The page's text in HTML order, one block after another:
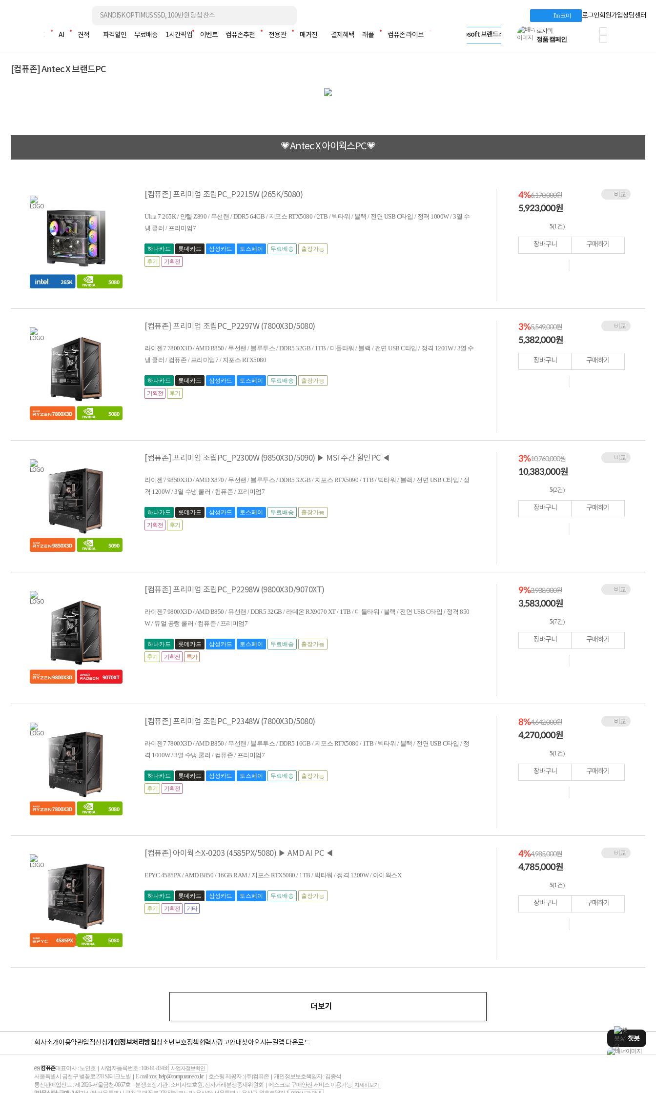
I'm 코미 로그인회원가입상담센터
조립PC AI 견적 파격할인 무료배송 1시간픽업 이벤트 컴퓨존추천 전용관 매거진 결제혜택 래플 컴퓨존 라이브
LG gram & 브랜드스토어
Microsoft 브랜드스토어
AMD 브랜드스토어
Dell 구매 찬스
프로 에센셜
타협 없는 게이밍
HP OMEN
20주년 한정판
HP 프로북 4
리뷰 Npay 증정
MSI 공유기
적립금 3% 페이백
누적 금액 별
적립금 페이백!
상품권 30만원
HAF II 500
AI 업무환경 완성
HP 워크스테이션
여름맞이 사은품
모든 것을 하나로
HP올인원 단독특가
챗봇
[컴퓨존] Antec X 브랜드PC
💗Antec X 아이웍스PC💗
[컴퓨존] 프리미엄 조립PC_P2215W (265K/5080)
Ultra 7 265K / 인텔 Z890 / 무선랜 / DDR5 64GB / 지포스 RTX5080 / 2TB / 빅타워 / 블랙 / 전면 USB C타입 / 정격 1000W / 3열 수
냉 쿨러 / 프리미엄7
하나카드 롯데카드 삼성카드 토스페이 무료배송
출장가능
후기
기획전
비교
4%6,170,000원
5,923,000원
5(1건)
장바구니 구매하기
[컴퓨존] 프리미엄 조립PC_P2297W (7800X3D/5080)
라이젠7 7800X3D / AMD B850 / 무선랜 / 블루투스 / DDR5 32GB / 1TB / 미들타워 / 블랙 / 전면 USB C타입 / 정격 1200W / 3열 수
냉 쿨러 / 컴퓨존 / 프리미엄7 / 지포스 RTX5080
하나카드 롯데카드 삼성카드 토스페이 무료배송
출장가능
기획전
후기
비교
3%5,549,000원
5,382,000원
장바구니 구매하기
[컴퓨존] 프리미엄 조립PC_P2300W (9850X3D/5090) ▶ MSI 주간 할인PC ◀
라이젠7 9850X3D / AMD X870 / 무선랜 / 블루투스 / DDR5 32GB / 지포스 RTX5090 / 1TB / 빅타워 / 블랙 / 전면 USB C타입 / 정
격 1200W / 3열 수냉 쿨러 / 컴퓨존 / 프리미엄7
하나카드 롯데카드 삼성카드 토스페이 무료배송
출장가능
기획전
후기
비교
3%10,760,000원
10,383,000원
5(2건)
장바구니 구매하기
[컴퓨존] 프리미엄 조립PC_P2298W (9800X3D/9070XT)
라이젠7 9800X3D / AMD B850 / 유선랜 / DDR5 32GB / 라데온 RX9070 XT / 1TB / 미들타워 / 블랙 / 전면 USB C타입 / 정격 850
W / 듀얼 공랭 쿨러 / 컴퓨존 / 프리미엄7
하나카드 롯데카드 삼성카드 토스페이 무료배송
출장가능
후기
기획전 특가
비교
9%3,938,000원
3,583,000원
5(7건)
장바구니 구매하기
[컴퓨존] 프리미엄 조립PC_P2348W (7800X3D/5080)
라이젠7 7800X3D / AMD B850 / 무선랜 / 블루투스 / DDR5 16GB / 지포스 RTX5080 / 1TB / 빅타워 / 블랙 / 전면 USB C타입 / 정
격 1000W / 3열 수냉 쿨러 / 컴퓨존 / 프리미엄7
하나카드 롯데카드 삼성카드 토스페이 무료배송
출장가능
후기
기획전
비교
8%4,642,000원
4,270,000원
5(1건)
장바구니 구매하기
[컴퓨존] 아이웍스X-0203 (4585PX/5080) ▶ AMD AI PC ◀
EPYC 4585PX / AMD B850 / 16GB RAM / 지포스 RTX5080 / 1TB / 빅타워 / 정격 1200W / 아이웍스X
하나카드 롯데카드 삼성카드 토스페이 무료배송
출장가능
후기
기획전 기타
비교
4%4,985,000원
4,785,000원
5(1건)
장바구니 구매하기
더보기
회사소개이용약관입점신청개인정보처리방침청소년보호정책협력사광고안내찾아오시는길앱 다운로드
㈜ 컴퓨존대표이사 : 노인호 ｜ 사업자등록번호 : 106-81-83458 사업자정보확인
서울특별시 금천구 벚꽃로 278 SJ테크노빌 ｜ E-mail :coz_help@compuzone.co.kr｜ 호스팅 제공자 : (주)컴퓨존 ｜ 개인정보보호책임자 : 김종석
통신판매업신고 : 제 2026-서울금천-0667호 ｜ 분쟁조정기관 : 소비자보호원, 전자거래분쟁중재위원회 ｜ 에스크로 구매안전 서비스 이용가능 자세히보기